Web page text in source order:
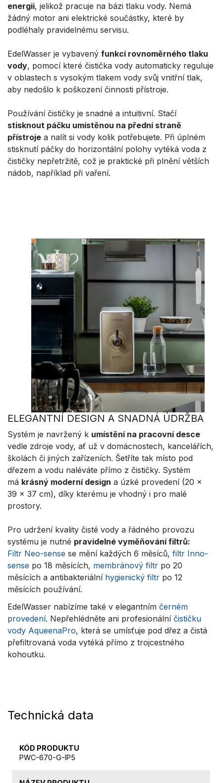
energii, jelikož pracuje na bázi tlaku vody. Nemá
žádný motor ani elektrické součástky, které by
podléhaly pravidelnému servisu.
EdelWasser je vybavený funkcí rovnoměrného tlaku
vody, pomocí které čistička vody automaticky reguluje
v oblastech s vysokým tlakem vody svůj vnitřní tlak,
aby nedošlo k poškození činnosti přístroje.
Používání čističky je snadné a intuitivní. Stačí
stisknout páčku umístěnou na přední straně
přístroje a nalít si vody kolik potřebujete. Při úplném
stisknutí páčky do horizontální polohy vytéká voda z
čističky nepřetržitě, což je praktické při plnění větších
nádob, například při vaření.
ELEGANTNÍ DESIGN A SNADNÁ ÚDRŽBA
Systém je navržený k umístění na pracovní desce
vedle zdroje vody, ať už v domácnostech, kancelářích,
školách či jiných zařízeních. Šetříte tak místo pod
dřezem a vodu naléváte přímo z čističky. Systém
má krásný moderní design a úzké provedení (20 x
39 x 37 cm), díky kterému je vhodný i pro malé
prostory.
Pro udržení kvality čisté vody a řádného provozu
systému je nutné pravidelné vyměňování filtrů:
Filtr Neo-sense se mění každých 6 měsíců, filtr Inno-
sense po 18 měsících, membránový filtr po 20
měsících a antibakteriální hygienický filtr po 12
měsících používání.
EdelWasser nabízíme také v elegantním černém
provedení. Nepřehlédněte ani profesionální čističku
vody AqueenaPro, která se umísťuje pod dřez a čistá
přefiltrovaná voda vytéká přímo z trojcestného
kohoutku.
Technická data
KÓD PRODUKTU
PWC-670-G-IP5